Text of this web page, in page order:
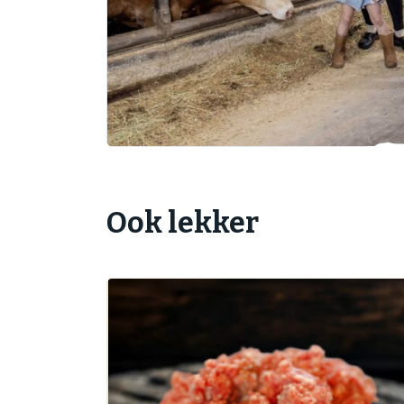
Ook lekker